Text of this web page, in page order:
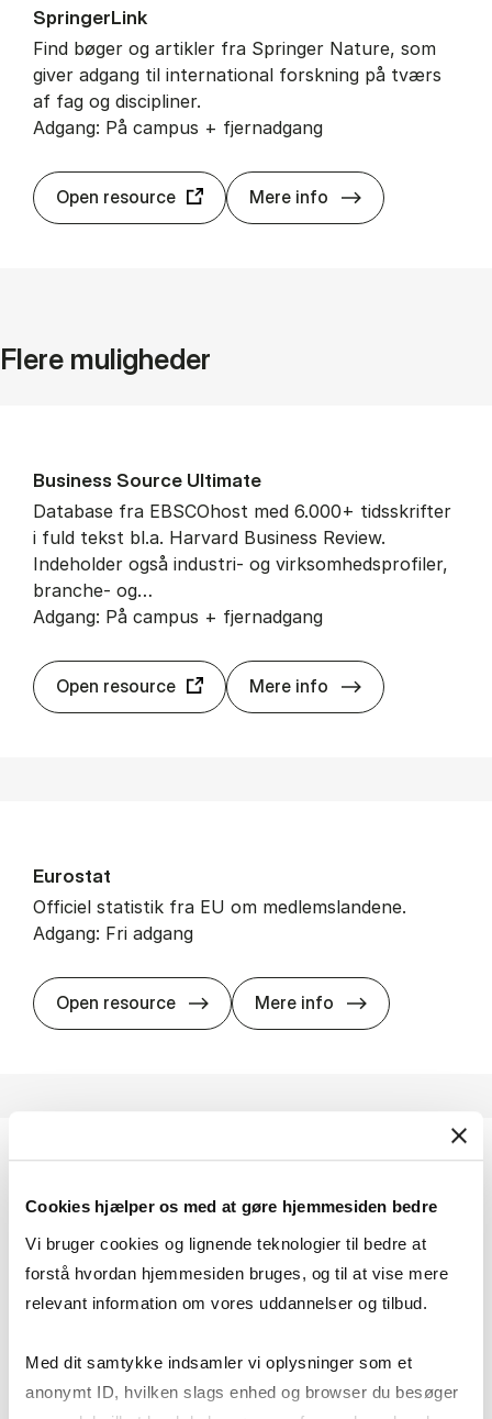
Cookies hjælper os med at gøre hjemmesiden bedre
Vi bruger cookies og lignende teknologier til bedre at
forstå hvordan hjemmesiden bruges, og til at vise mere
relevant information om vores uddannelser og tilbud.
Med dit samtykke indsamler vi oplysninger som et
anonymt ID, hvilken slags enhed og browser du besøger
Sprin­ger­Link
Find bøger og artikler fra Springer Nature, som
giver adgang til international forskning på tværs
af fag og discipliner.
Adgang: På campus + fjernadgang
Open resource Mere info Sprin­ger­Link
Flere muligheder
Bu­si­ness Sour­ce Ul­ti­ma­te
Database fra EBSCOhost med 6.000+ tidsskrifter
i fuld tekst bl.a. Harvard Business Review.
Indeholder også industri- og virksomhedsprofiler,
branche- og…
Adgang: På campus + fjernadgang
Open resource Mere info Bu­si­ness
Eu­ro­stat
Officiel statistik fra EU om medlemslandene.
Adgang: Fri adgang
Open resource Mere info Eu­ro­stat
Markeds- og brancheanalyser med fokus på
teknologidrevne sektorer som energi, miljø,
elektronik, forsvarsindustri, sundhed, transport,
kemi og ingredienser.
Open resource Mere info Frost & Sul­li­van